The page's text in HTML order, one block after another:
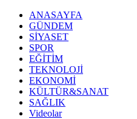
ANASAYFA
GÜNDEM
SİYASET
SPOR
EĞİTİM
TEKNOLOJİ
EKONOMİ
KÜLTÜR&SANAT
SAĞLIK
Videolar